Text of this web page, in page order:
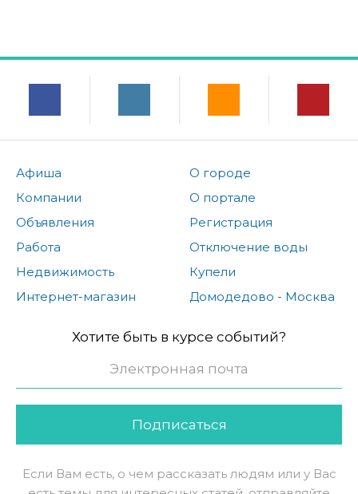
Афиша
Компании
Объявления
Работа
Недвижимость
Интернет-магазин
О городе
О портале
Регистрация
Отключение воды
Купели
Домодедово - Москва
Хотите быть в курсе событий?
Подписаться
Если Вам есть, о чем рассказать людям или у Вас